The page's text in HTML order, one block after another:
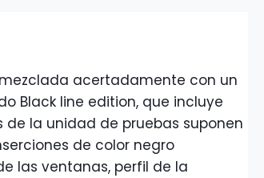
acertadamente con un
Black line edition, que incluye
la unidad de pruebas suponen
de color negro
las ventanas, perfil de la